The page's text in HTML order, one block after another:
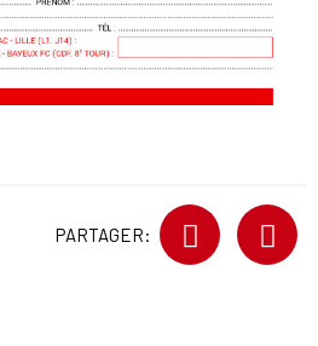
PARTAGER: